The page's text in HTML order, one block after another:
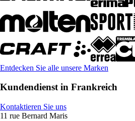
Entdecken Sie alle unsere Marken
Kundendienst in Frankreich
Kontaktieren Sie uns
11 rue Bernard Maris